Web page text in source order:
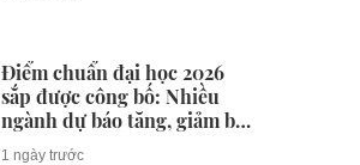
Điểm chuẩn đại học 2026
sắp được công bố: Nhiều
ngành dự báo tăng, giảm bất
ngờ
1 ngày trước